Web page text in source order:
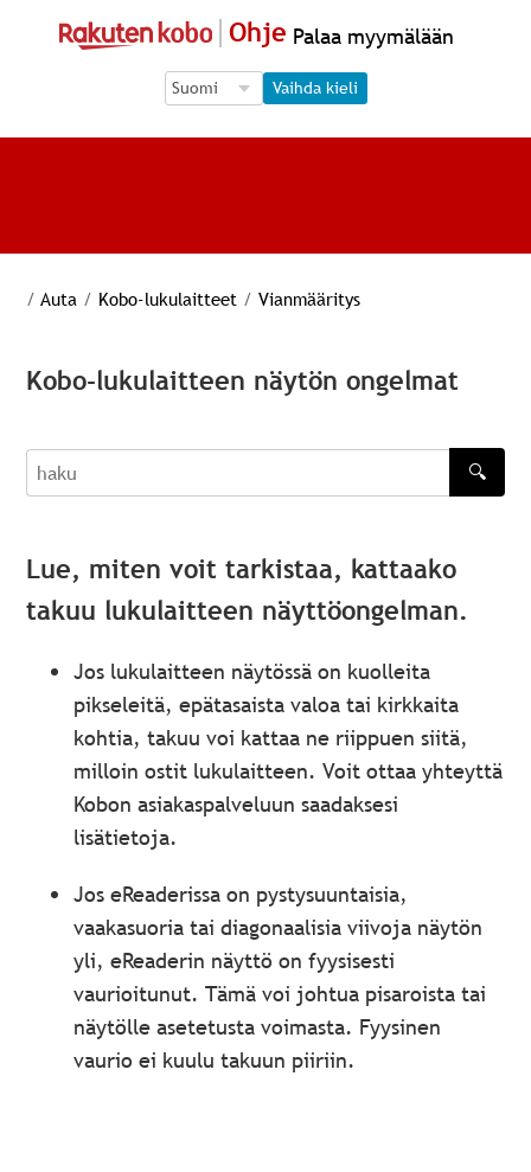
Ohje Palaa myymälään
Language Selection
Language Selection
Vaihda kieli
/ Auta / Kobo-lukulaitteet / Vianmääritys
Kobo-lukulaitteen näytön ongelmat
haku
🔍
Lue, miten voit tarkistaa, kattaako
takuu lukulaitteen näyttöongelman.
Jos lukulaitteen näytössä on kuolleita
pikseleitä, epätasaista valoa tai kirkkaita
kohtia, takuu voi kattaa ne riippuen siitä,
milloin ostit lukulaitteen. Voit ottaa yhteyttä
Kobon asiakaspalveluun saadaksesi
lisätietoja.
Jos eReaderissa on pystysuuntaisia,
vaakasuoria tai diagonaalisia viivoja näytön
yli, eReaderin näyttö on fyysisesti
vaurioitunut. Tämä voi johtua pisaroista tai
näytölle asetetusta voimasta. Fyysinen
vaurio ei kuulu takuun piiriin.